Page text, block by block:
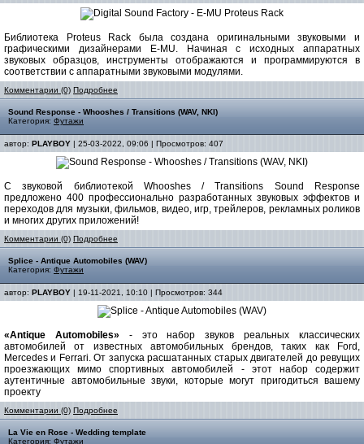
Библиотека Proteus Rack была создана оригинальными звуковыми и
графическими дизайнерами E-MU. Начиная с исходных аппаратных
звуковых образцов, инструменты отображаются и программируются в
соответствии с аппаратными звуковыми модулями.
Комментарии (0) Подробнее
Sound Response - Whooshes / Transitions (WAV, NKI)
Категория: Футажи
автор: PLAYBOY | 25-03-2022, 09:06 | Просмотров: 407
С звуковой библиотекой Whooshes / Transitions Sound Response
предложено 400 профессионально разработанных звуковых эффектов и
переходов для музыки, фильмов, видео, игр, трейлеров, рекламных роликов
и многих других приложений!
Комментарии (0) Подробнее
Splice - Antique Automobiles (WAV)
Категория: Футажи
автор: PLAYBOY | 19-11-2021, 10:10 | Просмотров: 344
«Antique Automobiles» - это набор звуков реальных классических
автомобилей от известных автомобильных брендов, таких как Ford,
Mercedes и Ferrari. От запуска расшатанных старых двигателей до ревущих
проезжающих мимо спортивных автомобилей - этот набор содержит
аутентичные автомобильные звуки, которые могут пригодиться вашему
проекту
Комментарии (0) Подробнее
La Vie en Rose - Wedding template
Категория: Футажи